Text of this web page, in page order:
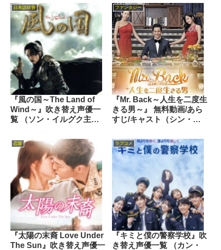
日本語吹替
『風の国～The Land of
Wind～』吹き替え声優一
覧 （ソン・イルグク主演
ファンタジー
『Mr. Back～人生を二度生
きる男～』 無料動画/あら
すじ/キャスト（シン・ハ
恋愛
『太陽の末裔 Love Under
The Sun』吹き替え声優一
ラブコメ
『キミと僕の警察学校』吹
き替え声優一覧 （カン・